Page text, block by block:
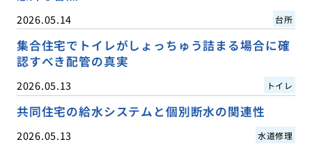
2026.05.14 台所
集合住宅でトイレがしょっちゅう詰まる場合に確
認すべき配管の真実
2026.05.13 トイレ
共同住宅の給水システムと個別断水の関連性
2026.05.13 水道修理